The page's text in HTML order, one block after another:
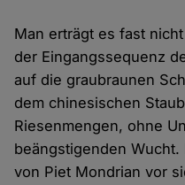
Man erträgt es fast
der Eingangssequenz
auf die graubraunen
dem chinesischen
Riesenmengen, ohne
beängstigenden Wucht.
von Piet Mondrian vor